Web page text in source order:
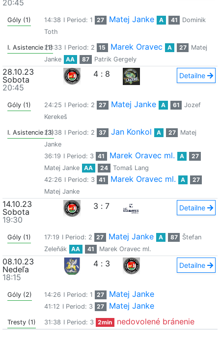
20:45
Góly (1) 14:38 I Period: 1 27 Matej Janke A 41
Dominik
Toth
I. Asistencie (1)22:33 I Period: 2 15 Marek Oravec A 27
Matej
Janke
AA 87 Patrik Gergely
28.10.23
Sobota
20:45
4 : 8 Detailne
Góly (1) 24:25 I Period: 2 27 Matej Janke A 61
Jozef
Kerekeš
I. Asistencie (3)23:38 I Period: 2 37 Jan Konkol A 27
Matej
Janke
36:19 I Period: 3 41 Marek Oravec ml. A
27
Matej Janke
AA 24
Tomaš Lang
42:26 I Period: 3 41 Marek Oravec ml. A
27
Matej Janke
14.10.23
Sobota
19:30
3 : 7 Detailne
Góly (1) 17:19 I Period: 2 27 Matej Janke A 87
Štefan
Zeleňák
AA 41 Marek Oravec ml.
08.10.23
Nedeľa
18:15
4 : 3 Detailne
Góly (2) 14:26 I Period: 1 27 Matej Janke
41:12 I Period: 3 27 Matej Janke
Tresty (1) 31:38 I Period: 3 2min nedovolené bránenie